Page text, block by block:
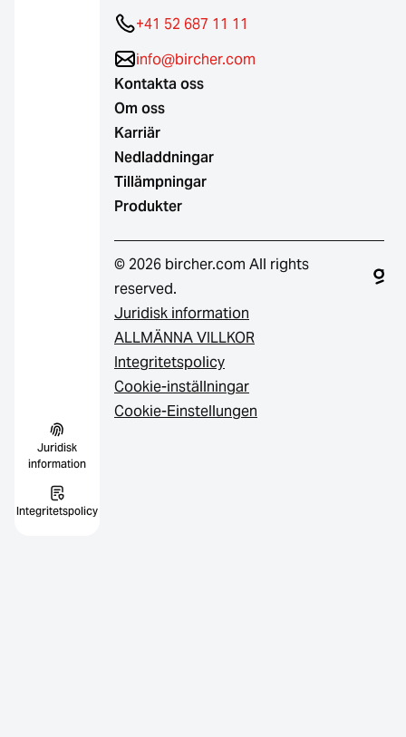
Juridisk
information
Integritetspolicy
+41 52 687 11 11
info@bircher.com
Kontakta oss
Om oss
Karriär
Nedladdningar
Tillämpningar
Produkter
© 2026 bircher.com All rights
reserved.
Juridisk information
ALLMÄNNA VILLKOR
Integritetspolicy
Cookie-inställningar
Cookie-Einstellungen